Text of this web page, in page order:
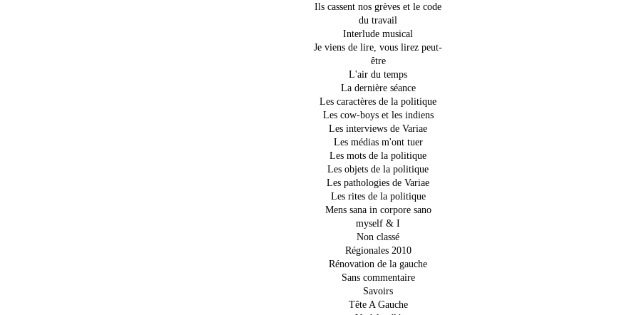
Ils cassent nos grèves et le code
du travail
Interlude musical
Je viens de lire, vous lirez peut-
être
L'air du temps
La dernière séance
Les caractères de la politique
Les cow-boys et les indiens
Les interviews de Variae
Les médias m'ont tuer
Les mots de la politique
Les objets de la politique
Les pathologies de Variae
Les rites de la politique
Mens sana in corpore sano
myself & I
Non classé
Régionales 2010
Rénovation de la gauche
Sans commentaire
Savoirs
Tête A Gauche